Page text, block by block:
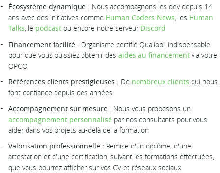
Écosystème dynamique : Nous accompagnons les dev depuis 14
ans avec des initiatives comme Human Coders News, les Human
Talks, le podcast ou encore notre serveur Discord
Financement facilité : Organisme certifié Qualiopi, indispensable
pour que vous puissiez obtenir des aides au financement via votre
OPCO
Références clients prestigieuses : De nombreux clients qui nous
font confiance depuis des années
Accompagnement sur mesure : Nous vous proposons un
accompagnement personnalisé par nos consultants pour vous
aider dans vos projets au-delà de la formation
Valorisation professionnelle : Remise d'un diplôme, d'une
attestation et d'une certification, suivant les formations effectuées,
que vous pourrez afficher sur vos CV et réseaux sociaux